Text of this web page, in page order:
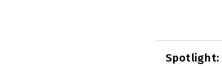
Spotlight: